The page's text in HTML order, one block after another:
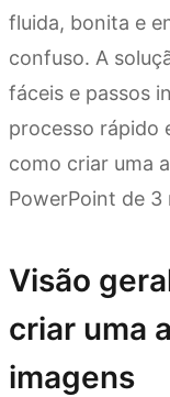
fluida, bonita e
confuso. A
fáceis e passos
processo rápido
como criar uma
PowerPoint de 3
Visão
criar uma
imagens